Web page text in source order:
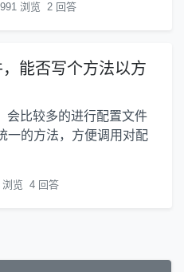
浏览 2 回答
能否写个方法以方
会比较多的进行配置文件
一的方法，方便调用对配
浏览 4 回答